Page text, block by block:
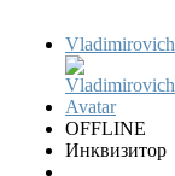
Vladimirovich
OFFLINE
Инквизитор